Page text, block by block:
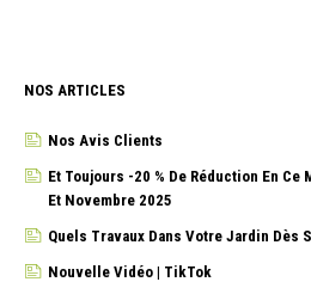
NOS ARTICLES
Nos Avis Clients
Et Toujours -20 % De Réduction En
Et Novembre 2025
Quels Travaux Dans Votre Jardin Dès
Nouvelle Vidéo | TikTok